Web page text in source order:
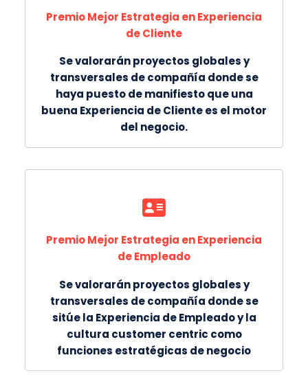
Premio Mejor Estrategia en Experiencia
de Cliente
Se valorarán proyectos globales y
transversales de compañía donde se
haya puesto de manifiesto que una
buena Experiencia de Cliente es el motor
del negocio.
Premio Mejor Estrategia en Experiencia
de Empleado
Se valorarán proyectos globales y
transversales de compañía donde se
sitúe la Experiencia de Empleado y la
cultura customer centric como
funciones estratégicas de negocio